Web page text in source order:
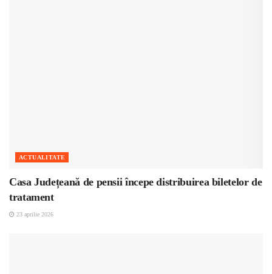
ACTUALITATE
Casa Județeană de pensii începe distribuirea biletelor de
tratament
23 aprilie 2026